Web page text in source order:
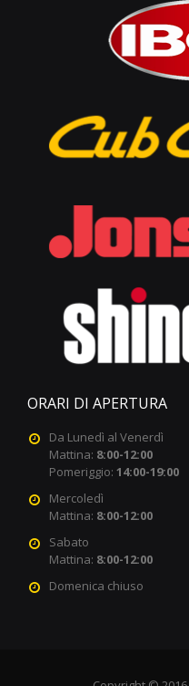
ORARI DI APERTURA
Da Lunedì al Venerdì
Mattina: 8:00-12:00
Pomeriggio: 14:00-19:00
Mercoledì
Mattina: 8:00-12:00
Sabato
Mattina: 8:00-12:00
Domenica chiuso